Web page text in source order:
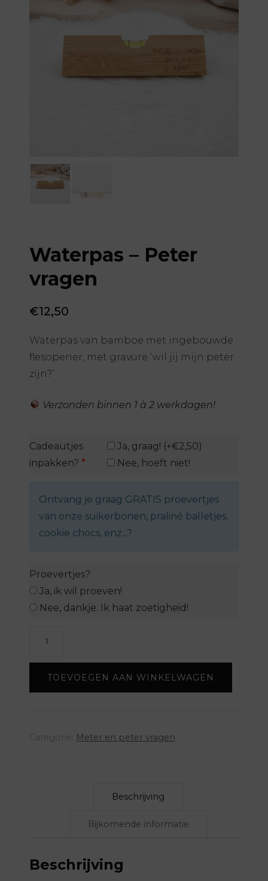
Waterpas – Peter
vragen
€12,50
Waterpas van bamboe met ingebouwde
flesopener, met gravure ‘wil jij mijn peter
zijn?’
Verzonden binnen 1 à 2 werkdagen!
Cadeautjes
inpakken? *
Ja, graag! (+€2,50)
Nee, hoeft niet!
Ontvang je graag GRATIS proevertjes
van onze suikerbonen, praliné balletjes,
cookie chocs, enz...?
Proevertjes?
Ja, ik wil proeven!
Nee, dankje. Ik haat zoetigheid!
vragen
TOEVOEGEN AAN WINKELWAGEN
Meter en peter vragen
Beschrijving
Bijkomende informatie
Beschrijving